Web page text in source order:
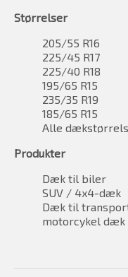
Størrelser
205/55 R16
225/45 R17
225/40 R18
195/65 R15
235/35 R19
185/65 R15
Alle
Produkter
Dæk til biler
SUV / 4x4-dæk
Dæk til
motorcykel dæk